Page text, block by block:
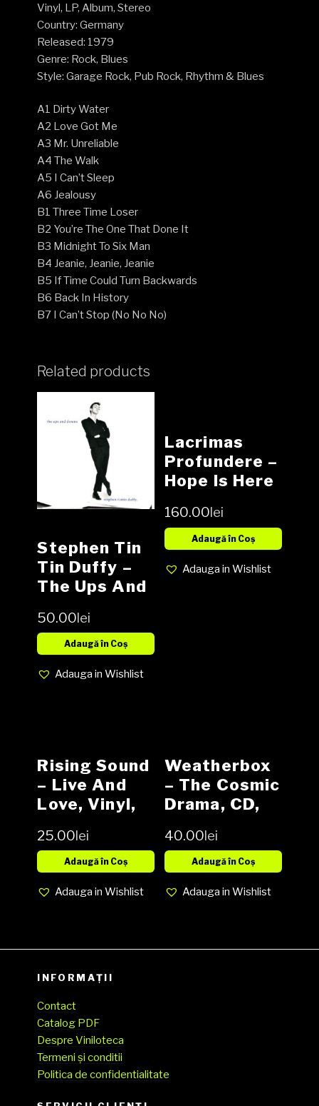
Vinyl, LP, Album, Stereo
Country: Germany
Released: 1979
Genre: Rock, Blues
Style: Garage Rock, Pub Rock, Rhythm & Blues
A1 Dirty Water
A2 Love Got Me
A3 Mr. Unreliable
A4 The Walk
A5 I Can’t Sleep
A6 Jealousy
B1 Three Time Loser
B2 You’re The One That Done It
B3 Midnight To Six Man
B4 Jeanie, Jeanie, Jeanie
B5 If Time Could Turn Backwards
B6 Back In History
B7 I Can’t Stop (No No No)
Related products
Stephen Tin
Tin Duffy ‎–
The Ups And
LP, Media VG,
Cover G (SH)
50.00lei
Adaugă în Coș
Adauga in Wishlist
Lacrimas
Profundere ‎–
Hope Is Here
Album CD,
Album NOU
160.00lei
Adaugă în Coș
Adauga in Wishlist
Rising Sound
– Live And
Love, Vinyl,
Cover EX
(SH)
25.00lei
Adaugă în Coș
Adauga in Wishlist
Weatherbox
– The Cosmic
Drama, CD,
40.00lei
Adaugă în Coș
Adauga in Wishlist
INFORMAȚII
Contact
Catalog PDF
Despre Viniloteca
Termeni și conditii
Politica de confidentialitate